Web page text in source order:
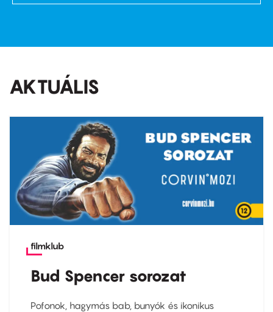
AKTUÁLIS
filmklub
Bud Spencer sorozat
Pofonok, hagymás bab, bunyók és ikonikus